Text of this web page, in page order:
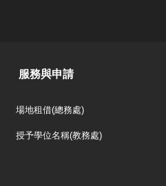
服務與申請
場地租借(總務處)
授予學位名稱(教務處)